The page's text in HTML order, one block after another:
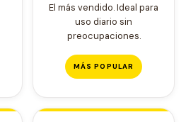
El más vendido. Ideal para
uso diario sin
preocupaciones.
MÁS POPULAR